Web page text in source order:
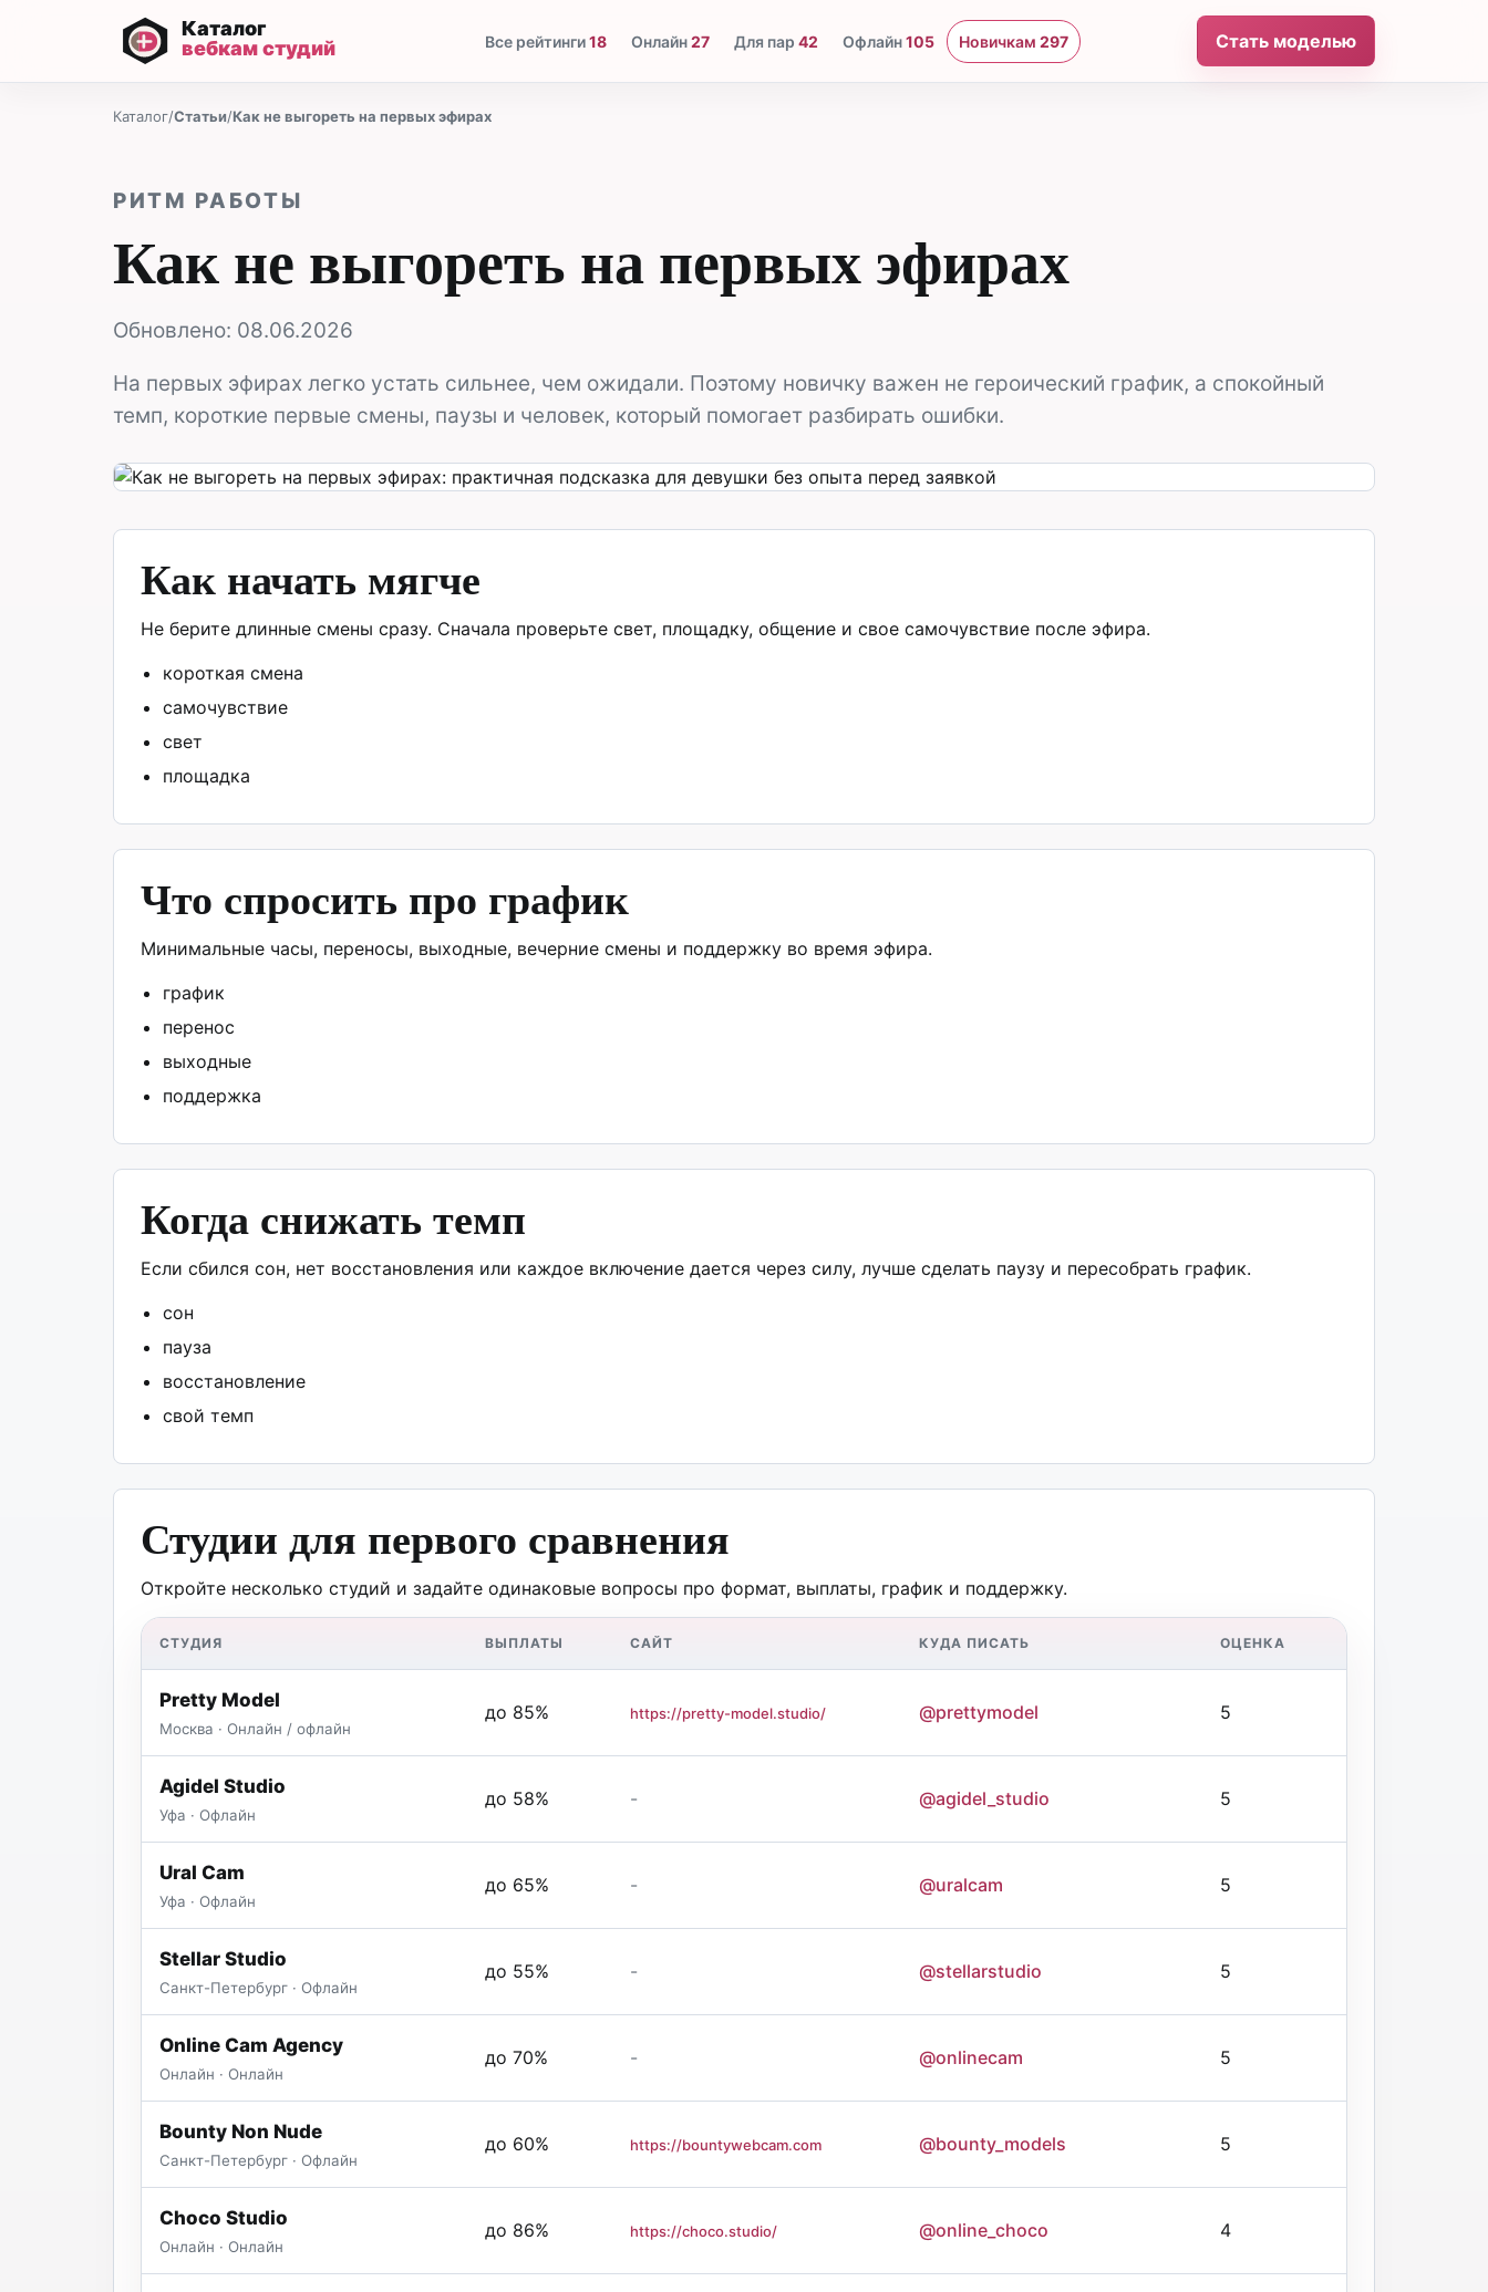
Все рейтинги18 Онлайн27 Для пар 42 Офлайн105 Новичкам 297 Стать моделью
Каталог/Статьи/Как не выгореть на первых эфирах
РИТМ РАБОТЫ
Как не выгореть на первых эфирах
Обновлено: 08.06.2026
На первых эфирах легко устать сильнее, чем ожидали. Поэтому новичку важен не героический график, а спокойный
темп, короткие первые смены, паузы и человек, который помогает разбирать ошибки.
Как начать мягче
Не берите длинные смены сразу. Сначала проверьте свет, площадку, общение и свое самочувствие после эфира.
короткая смена
самочувствие
свет
площадка
Что спросить про график
Минимальные часы, переносы, выходные, вечерние смены и поддержку во время эфира.
график
перенос
выходные
поддержка
Когда снижать темп
Если сбился сон, нет восстановления или каждое включение дается через силу, лучше сделать паузу и пересобрать график.
сон
пауза
восстановление
свой темп
Студии для первого сравнения
Откройте несколько студий и задайте одинаковые вопросы про формат, выплаты, график и поддержку.
СТУДИЯ ВЫПЛАТЫ САЙТ КУДА ПИСАТЬ ОЦЕНКА
Pretty Model
Москва · Онлайн / офлайн
до 85% https://pretty-model.studio/ @prettymodel 5
Agidel Studio
Уфа · Офлайн
до 58% - @agidel_studio 5
Ural Cam
Уфа · Офлайн
до 65% - @uralcam 5
Stellar Studio
Санкт-Петербург · Офлайн
до 55% - @stellarstudio 5
Online Cam Agency
Онлайн · Онлайн
до 70% - @onlinecam 5
Bounty Non Nude
Санкт-Петербург · Офлайн
до 60% https://bountywebcam.com @bounty_models 5
Choco Studio
Онлайн · Онлайн
до 86% https://choco.studio/ @online_choco 4